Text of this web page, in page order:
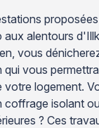
aux alentours
vous
qui vous
votre logement.
coffrage isolant
? Ces